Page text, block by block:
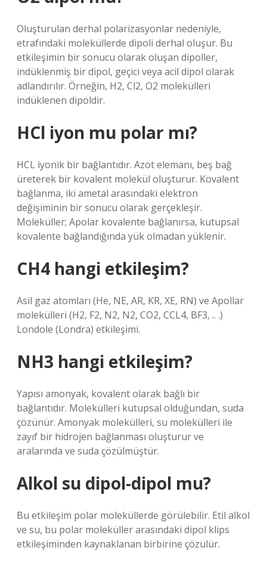
Oluşturulan derhal polarizasyonlar nedeniyle,
etrafındaki moleküllerde dipoli derhal oluşur. Bu
etkileşimin bir sonucu olarak oluşan dipoller,
indüklenmiş bir dipol, geçici veya acil dipol olarak
adlandırılır. Örneğin, H2, Cl2, O2 molekülleri
indüklenen dipoldir.
HCl iyon mu polar mı?
HCL iyonik bir bağlantıdır. Azot elemanı, beş bağ
üreterek bir kovalent molekül oluşturur. Kovalent
bağlanma, iki ametal arasındaki elektron
değişiminin bir sonucu olarak gerçekleşir.
Moleküller; Apolar kovalente bağlanırsa, kutupsal
kovalente bağlandığında yük olmadan yüklenir.
CH4 hangi etkileşim?
Asil gaz atomları (He, NE, AR, KR, XE, RN) ve Apollar
molekülleri (H2, F2, N2, N2, CO2, CCL4, BF3, .. .)
Londole (Londra) etkileşimi.
NH3 hangi etkileşim?
Yapısı amonyak, kovalent olarak bağlı bir
bağlantıdır. Molekülleri kutupsal olduğundan, suda
çözünür. Amonyak molekülleri, su molekülleri ile
zayıf bir hidrojen bağlanması oluşturur ve
aralarında ve suda çözülmüştür.
Alkol su dipol-dipol mu?
Bu etkileşim polar moleküllerde görülebilir. Etil alkol
ve su, bu polar moleküller arasındaki dipol klips
etkileşiminden kaynaklanan birbirine çözülür.